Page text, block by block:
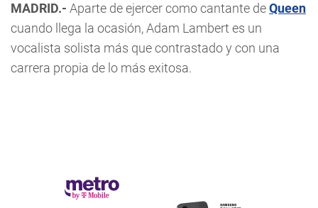
MADRID.- Aparte de ejercer como cantante deQueen
cuando llega la ocasión, Adam Lambert es un
vocalista solista más que contrastado y con una
carrera propia de lo más exitosa.